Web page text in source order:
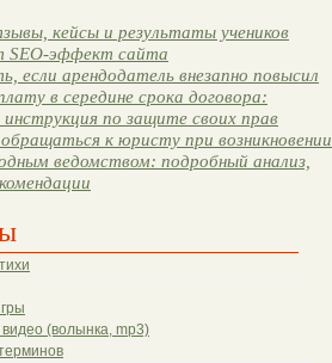
кейсы и результаты учеников
SEO-эффект сайта
если арендодатель внезапно повысил
в середине срока договора:
инструкция по защите своих прав
к юристу при возникновении
ведомством: подробный анализ,
(волынка, mp3)